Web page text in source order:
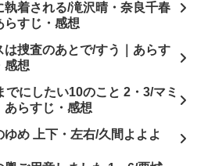
執着される/滝沢晴・奈良千春
らすじ・感想
は捜査のあとで/すう｜あらす
感想
でにしたい10のこと 2・3/マミ
あらすじ・感想
ゆめ 上下・左右/久間よよよ